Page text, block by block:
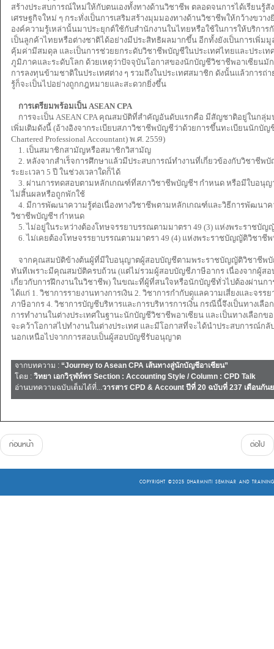
สร้างประสบการณ์ใหม่ให้กับตนเองทั้งทางด้านวิชาชีพ ตลอดจนการได้เรียนรู้
เศรษฐกิจใหม่ ๆ กระทั่งเป็นการเสริมสร้างมุมมองทางด้านวิชาชีพให้กว้างขวา
องค์ความรู้เหล่านั้นมาประยุกต์ใช้กับสำนักงานในไทยหรือใช้ในการให้บริการ
เป็นลูกค้าไทยหรือต่างชาติได้อย่างมีประสิทธิผลมากขึ้น อีกทั้งยังเป็นการเพิ่
คุ้มค่ามีสมดุล และเป็นการช่วยยกระดับวิชาชีพบัญชีในประเทศไทยและประเ
ภูมิภาคและระดับโลก ด้วยเหตุว่าปัจจุบันโอกาสของนักบัญชีวิชาชีพอาเซียนมั
การลงทุนข้ามชาติในประเทศต่าง ๆ รวมถึงในประเทศสมาชิก ดังนั้นแล้วการ
รู้ก็จะเป็นไปอย่างถูกกฎหมายและสะดวกยิ่งขึ้น
การเตรียมพร้อมเป็น ASEAN CPA
การจะเป็น ASEAN CPA คุณสมบัติที่สำคัญอันดับแรกคือ มีสัญชาติอยู่ในกลุ่
เพิ่มเติมดังนี้ (อ้างอิงจากระเบียบสภาวิชาชีพบัญชีว่าด้วยการขึ้นทะเบียนนักบัญ
Chartered Professional Accountant) พ.ศ. 2559)
1. เป็นสมาชิกสามัญหรือสมาชิกวิสามัญ
2. หลังจากสำเร็จการศึกษาแล้วมีประสบการณ์ทำงานที่เกี่ยวข้องกับวิชาชีพ
ระยะเวลา 5 ปี ในช่วงเวลาใดก็ได้
3. ผ่านการทดสอบตามหลักเกณฑ์ที่สภาวิชาชีพบัญชีฯ กำหนด หรือมีใบอนุ
ไม่สิ้นผลหรือถูกพักใช้
4. มีการพัฒนาความรู้ต่อเนื่องทางวิชาชีพตามหลักเกณฑ์และวิธีการพัฒนาค
วิชาชีพบัญชีฯ กำหนด
5. ไม่อยู่ในระหว่างต้องโทษจรรยาบรรณตามมาตรา 49 (3) แห่งพระราชบั
6. ไม่เคยต้องโทษจรรยาบรรณตามมาตรา 49 (4) แห่งพระราชบัญญัติวิชาชี
จากคุณสมบัติข้างต้นผู้ที่มีใบอนุญาตผู้สอบบัญชีตามพระราชบัญญัติวิชาชีพบั
ทันทีเพราะมีคุณสมบัติครบถ้วน (แต่ไม่รวมผู้สอบบัญชีภาษีอากร เนื่องจากผู้ส
เกี่ยวกับการฝึกงานในวิชาชีพ) ในขณะที่ผู้ที่สนใจหรือนักบัญชีทั่วไปต้องผ่านก
ได้แก่ 1. วิชาการรายงานทางการเงิน 2. วิชาการกำกับดุูแลความเสี่ยงและจร
ภาษีอากร 4. วิชาการบัญชีบริหารและการบริหารการเงิน กรณีนี้จึงเป็นทางเลื
การทำงานในต่างประเทศในฐานะนักบัญชีวิชาชีพอาเซียน และเป็นทางเลือก
จะคว้าโอกาสไปทำงานในต่างประเทศ และมีโอกาสที่จะได้นำประสบการณ์ก
นอกเหนือไปจากการสอบเป็นผู้สอบบัญชีรับอนุญาต
จากบทความ :“Journey to Asean CPA เส้นทางสู่นักบัญชีอาเซียน”
โดย : วิทยา เอกวิรุฬห์พร Section : Accounting Style / Column : CPD Talk
อ่านบทความฉบับเต็มได้ที่...วารสาร CPD & Account ปีที่ 20 ฉบับที่ 237 เดือนกัน
ก่อนหน้า ต่อไป
COPYRIGHT ©2025 DHARMNITI SEMINAR AND